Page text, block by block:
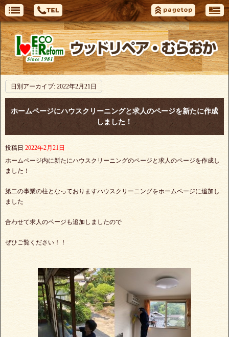
日別アーカイブ: 2022年2月21日
ホームページにハウスクリーニングと求人のページを新たに作成
しました！
投稿日 2022年2月21日
ホームページ内に新たにハウスクリーニングのページと求人のページを作成し
ました！
第二の事業の柱となっておりますハウスクリーニングをホームページに追加し
ました
合わせて求人のページも追加しましたので
ぜひご覧ください！！